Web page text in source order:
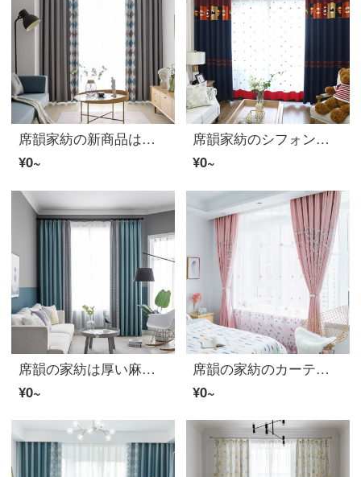
席韻家紡の新商品は簡単に北欧insスタイルの菱形の綿麻混紡のプリントをつないでカーテンをつなぎ合わせます。リビングルームの書斎の遮光カーテンのストライプをテーラーして、幅1メートル*高さ2.7メートルの単価(四本爪のフック)を高くします。
¥0~
席韻家紡のシフォンのカーテンは赤ちゃんの部屋のカーテンをカスタマイズします。アメリカ地中海のカーテンは2メートルから青のオーダーメイドの幅が1メートルです。高さは2.7メートルです。単価は高くなります。
¥0~
席韻の家紡は厚い麻の遮光布のカーテンをプラスします。リビングルームの床に下ろすカーテンは現代的につなぎ合わせてカーテンを作ることができます。千鳥格-湖青のオーダーメイド幅1メートル*高さ2.7メートルの単価(ナノリング)は高くなります。
¥0~
席韻の家紡のカーテンの布の客間の寝室のシニールの浮き彫りの遮光カーテンのカーテンの完成品のカスタマイズする粉の布の組み合わせの糸は広くて1メートル*高い2.7メートルの単価(4本の爪のフック)を注文して高くなることができます。
¥0~